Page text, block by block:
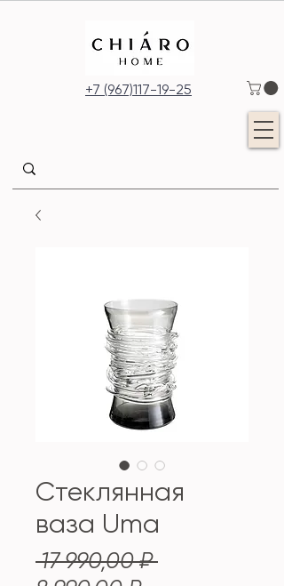
+7 (967)117-19-25
Стеклянная
ваза Uma
17 990,00 ₽ Обычная